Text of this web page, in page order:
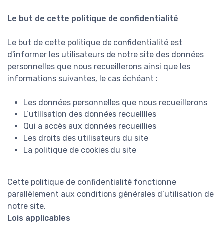
Le but de cette politique de confidentialité
Le but de cette politique de confidentialité est
d'informer les utilisateurs de notre site des données
personnelles que nous recueillerons ainsi que les
informations suivantes, le cas échéant :
Les données personnelles que nous recueillerons
L’utilisation des données recueillies
Qui a accès aux données recueillies
Les droits des utilisateurs du site
La politique de cookies du site
Cette politique de confidentialité fonctionne
parallèlement aux conditions générales d’utilisation de
notre site.
Lois applicables